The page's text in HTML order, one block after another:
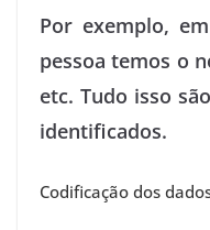
Por exemplo,
pessoa temos o
etc. Tudo isso
identificados.
Codificação dos